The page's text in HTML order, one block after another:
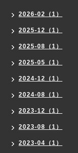
2026-02（1）
2025-12（1）
2025-08（1）
2025-05（1）
2024-12（1）
2024-08（1）
2023-12（1）
2023-08（1）
2023-04（1）